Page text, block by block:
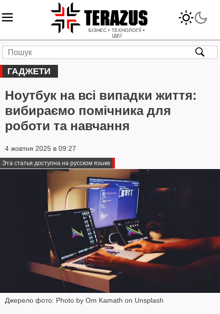
БІЗНЕС • ТЕХНОЛОГІЇ •
ІДЕЇ
ГАДЖЕТИ
Ноутбук на всі випадки життя:
вибираємо помічника для
роботи та навчання
4 жовтня 2025 в 09:27
Эта статья доступна на русском языке
Джерело фото: Photo by Om Kamath on Unsplash